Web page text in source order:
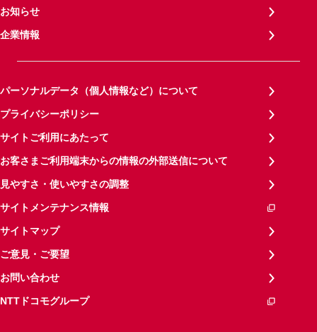
お知らせ
企業情報
パーソナルデータ（個人情報など）について
プライバシーポリシー
サイトご利用にあたって
お客さまご利用端末からの情報の外部送信について
見やすさ・使いやすさの調整
サイトメンテナンス情報
サイトマップ
ご意見・ご要望
お問い合わせ
NTTドコモグループ